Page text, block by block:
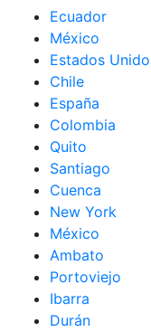
Ecuador
México
Estados
Chile
España
Colombia
Quito
Santiago
Cuenca
New York
México
Ambato
Portoviejo
Ibarra
Durán